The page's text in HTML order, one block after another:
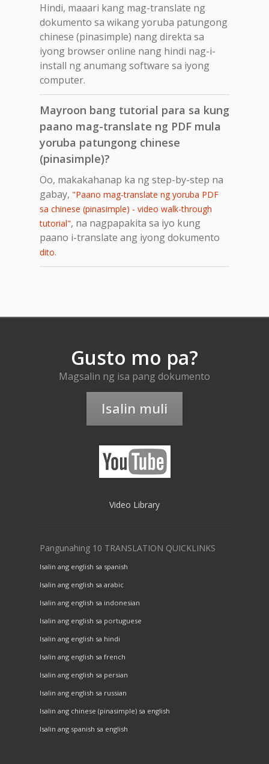
Hindi, maaari kang mag-translate ng
dokumento sa wikang yoruba patungong
chinese (pinasimple) nang direkta sa
iyong browser online nang hindi nag-i-
install ng anumang software sa iyong
computer.
Mayroon bang tutorial para sa kung
paano mag-translate ng PDF mula
yoruba patungong chinese
(pinasimple)?
Oo, makakahanap ka ng step-by-step na
gabay, "Paano mag-translate ng yoruba PDF
sa chinese (pinasimple) - video walk-through
tutorial", na nagpapakita sa iyo kung
paano i-translate ang iyong dokumento
dito.
Gusto mo pa?
Magsalin ng isa pang dokumento
Isalin muli
Video Library
Pangunahing 10 TRANSLATION QUICKLINKS
Isalin ang english sa spanish
Isalin ang english sa arabic
Isalin ang english sa indonesian
Isalin ang english sa portuguese
Isalin ang english sa hindi
Isalin ang english sa french
Isalin ang english sa persian
Isalin ang english sa russian
Isalin ang chinese (pinasimple) sa english
Isalin ang spanish sa english